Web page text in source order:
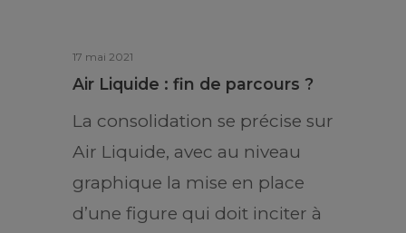
17 mai 2021
Air Liquide : fin de parcours ?
La consolidation se précise sur
Air Liquide, avec au niveau
graphique la mise en place
d’une figure qui doit inciter à